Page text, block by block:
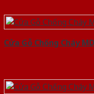
Cửa Gỗ Chống Cháy